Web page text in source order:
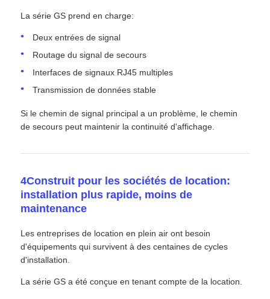
La série GS prend en charge:
Deux entrées de signal
Routage du signal de secours
Interfaces de signaux RJ45 multiples
Transmission de données stable
Si le chemin de signal principal a un problème, le chemin
de secours peut maintenir la continuité d'affichage.
4Construit pour les sociétés de location:
installation plus rapide, moins de
maintenance
Les entreprises de location en plein air ont besoin
d'équipements qui survivent à des centaines de cycles
d'installation.
La série GS a été conçue en tenant compte de la location.